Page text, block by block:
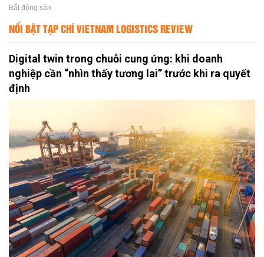
Bất động sản
NỔI BẬT TẠP CHÍ VIETNAM LOGISTICS REVIEW
Digital twin trong chuỗi cung ứng: khi doanh
nghiệp cần “nhìn thấy tương lai” trước khi ra quyết
định